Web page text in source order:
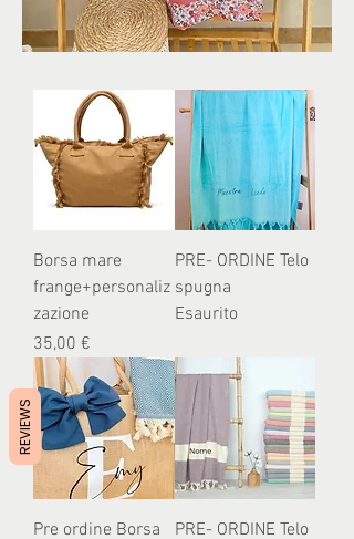
Borsa mare
frange+personaliz
zazione
Prezzo
35,00 €
PRE- ORDINE Telo
spugna
Esaurito
Pre ordine Borsa
PRE- ORDINE Telo
REVIEWS